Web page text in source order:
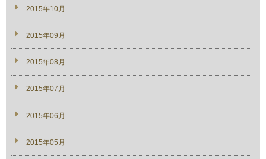
2015年10月
2015年09月
2015年08月
2015年07月
2015年06月
2015年05月